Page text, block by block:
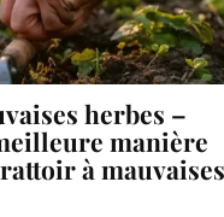
herbes –
manière
à mauvaises